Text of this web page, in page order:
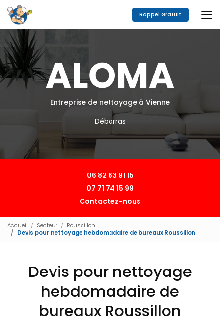
Aller
au
contenu
principal
Rappel Gratuit
Entreprise de nettoyage à Vienne
Débarras
06 82 63 91 15
07 71 74 15 99
Contactez-nous
Accueil Secteur
Roussillon
Devis pour nettoyage hebdomadaire de bureaux Roussillon
Devis pour nettoyage
hebdomadaire de
bureaux Roussillon